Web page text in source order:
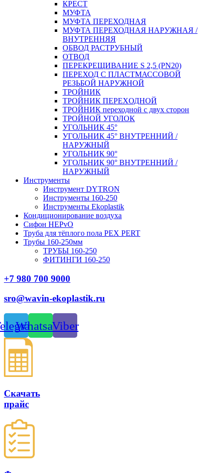
КРЕСТ
МУФТА
МУФТА ПЕРЕХОДНАЯ
МУФТА ПЕРЕХОДНАЯ НАРУЖНАЯ /
ВНУТРЕННЯЯ
ОБВОД РАСТРУБНЫЙ
ОТВОД
ПЕРЕКРЕЩИВАНИЕ S 2,5 (PN20)
ПЕРЕХОД С ПЛАСТМАССОВОЙ
РЕЗЬБОЙ НАРУЖНОЙ
ТРОЙНИК
ТРОЙНИК ПЕРЕXОДНОЙ
ТРОЙНИК переходной с двух сторон
ТРОЙНОЙ УГОЛОК
УГОЛЬНИК 45°
УГОЛЬНИК 45° ВНУТРЕННИЙ /
НАРУЖНЫЙ
УГОЛЬНИК 90°
УГОЛЬНИК 90° ВНУТРЕННИЙ /
НАРУЖНЫЙ
Инструменты
Инструмент DYTRON
Инструменты 160-250
Инструменты Ekoplastik
Кондиционирование воздуха
Сифон HEPvO
Труба для тёплого пола PEX PERT
Трубы 160-250мм
ТРУБЫ 160-250
ФИТИНГИ 160-250
+7 980 700 9000
sro@wavin-ekoplastik.ru
WhatsappViber
Скачать
прайс